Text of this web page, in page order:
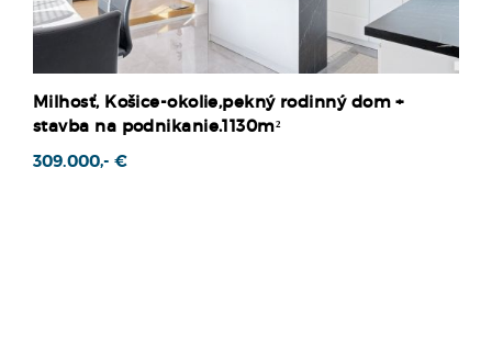
Milhosť, Košice-okolie,pekný rodinný dom +
stavba na podnikanie.1130m²
309.000,- €